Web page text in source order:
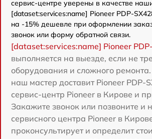
сервис-центре уверены в качестве
[dataset:services:name] Pioneer PDP-
на -15% дешевле при оформлении
звонок или форму обратной связи.
[dataset:services:name] Pioneer
выполняется на выезде, если не
оборудования и сложного
наш мастер доставит Pioneer PDP-
сервис-центр Pioneer в Кирове и
Закажите звонок или позвоните и
сервисного центра Pioneer в
проконсультирует и определит